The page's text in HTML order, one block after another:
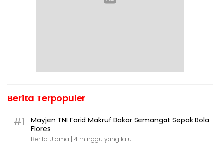
Berita Terpopuler
#1
Mayjen TNI Farid Makruf Bakar Semangat Sepak Bola
Flores
Berita Utama | 4 minggu yang lalu